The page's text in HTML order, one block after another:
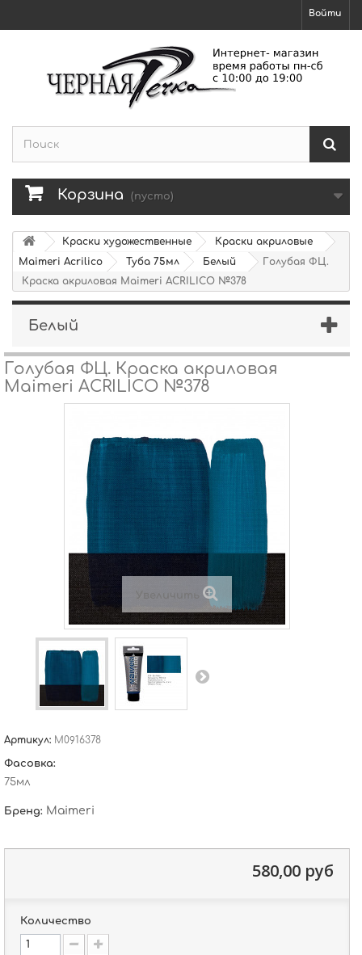
Войти
Корзина (пусто)
Краски художественные
Краски акриловые
Maimeri Acrilico
Туба 75мл Белый
Голубая ФЦ.
Краска акриловая Maimeri ACRILICO №378
Белый
Голубая ФЦ. Краска акриловая
Maimeri ACRILICO №378
Увеличить
Артикул: M0916378
Фасовка:
75мл
Бренд: Maimeri
580,00 руб
Количество